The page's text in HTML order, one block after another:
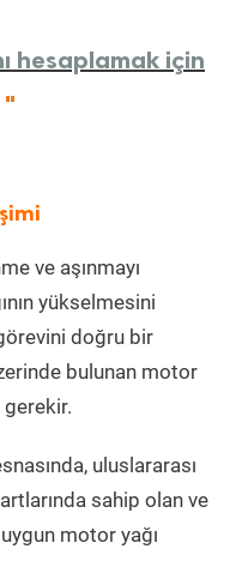
hesaplamak için
"
ve aşınmayı
yükselmesini
doğru bir
bulunan motor
uluslararası
sahip olan ve
motor yağı